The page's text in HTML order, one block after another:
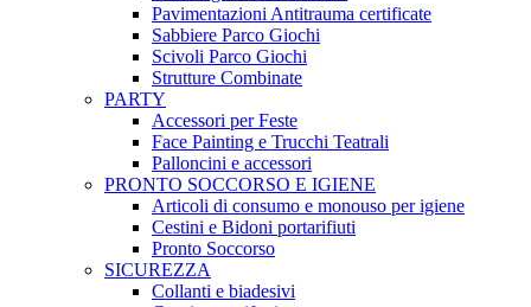
Pavimentazioni Antitrauma certificate
Sabbiere Parco Giochi
Scivoli Parco Giochi
Strutture Combinate
PARTY
Accessori per Feste
Face Painting e Trucchi Teatrali
Palloncini e accessori
PRONTO SOCCORSO E IGIENE
Articoli di consumo e monouso per igiene
Cestini e Bidoni portarifiuti
Pronto Soccorso
SICUREZZA
Collanti e biadesivi